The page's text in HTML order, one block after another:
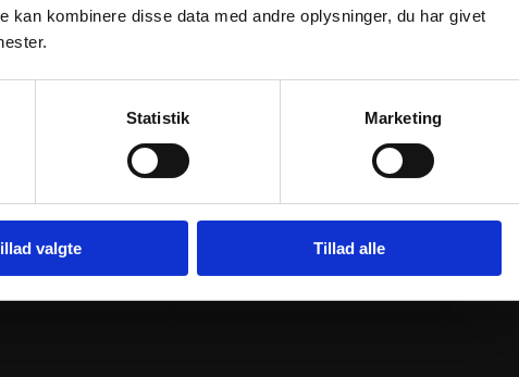
kan kombinere disse data med andre oplysninger, du har givet
Statistik Marketing
valgte Tillad alle
mere
27kr.
inkl. moms
OIL
Tilføj til kurv
88kr.
inkl.
OIL